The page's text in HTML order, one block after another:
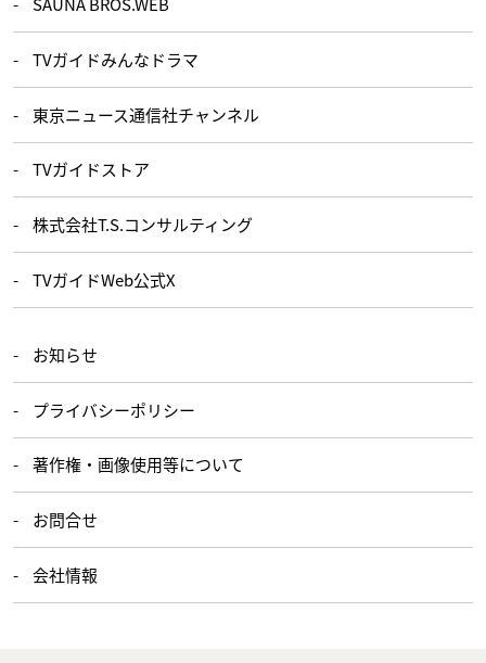
TVガイドみんなドラマ
東京ニュース通信社チャンネル
TVガイドストア
株式会社T.S.コンサルティング
TVガイドWeb公式X
お知らせ
プライバシーポリシー
著作権・画像使用等について
お問合せ
会社情報